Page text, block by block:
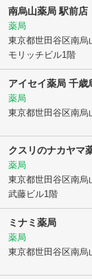
南烏山薬局 駅前店
薬局
東京都世田谷区南烏
モリッチビル1階
アイセイ薬局 千歳
薬局
東京都世田谷区南烏
クスリのナカヤマ
薬局
東京都世田谷区南烏
武藤ビル1階
ミナミ薬局
薬局
東京都世田谷区南烏